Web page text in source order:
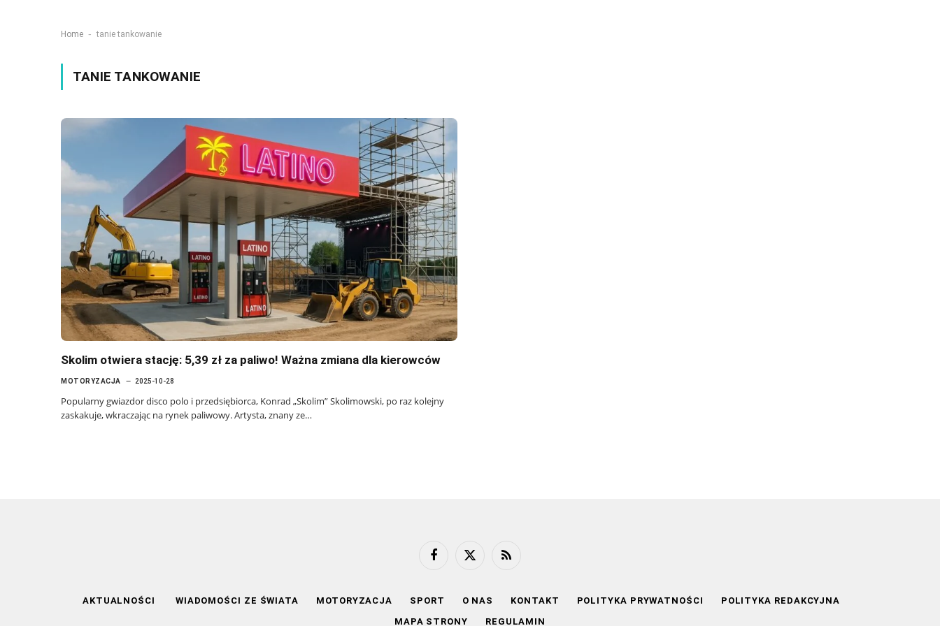
Home - tanie tankowanie
TANIE TANKOWANIE
Skolim otwiera stację: 5,39 zł za paliwo! Ważna zmiana dla kierowców
MOTORYZACJA 2025-10-28
Popularny gwiazdor disco polo i przedsiębiorca, Konrad „Skolim” Skolimowski, po raz kolejny
zaskakuje, wkraczając na rynek paliwowy. Artysta, znany ze…
FacebookX
RSS
AKTUALNOŚCI WIADOMOŚCI ZE ŚWIATA MOTORYZACJA SPORT O NAS KONTAKT POLITYKA PRYWATNOŚCI
POLITYKA REDAKCYJNA
MAPA STRONY
REGULAMIN